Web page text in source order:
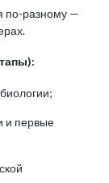
по-разному —
и первые